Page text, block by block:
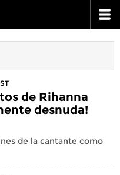
de Rihanna
desnuda!
de la cantante como